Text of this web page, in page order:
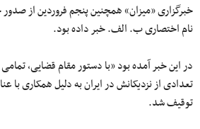
خبرگزاری «میزان» همچنین پنجم فروردین از
نام اختصاری ب. الف. خبر داده بود.
در این خبر آمده بود «با دستور مقام قضایی،
تعدادی از نزدیکانش در ایران به دلیل همکاری با
توقیف شد.